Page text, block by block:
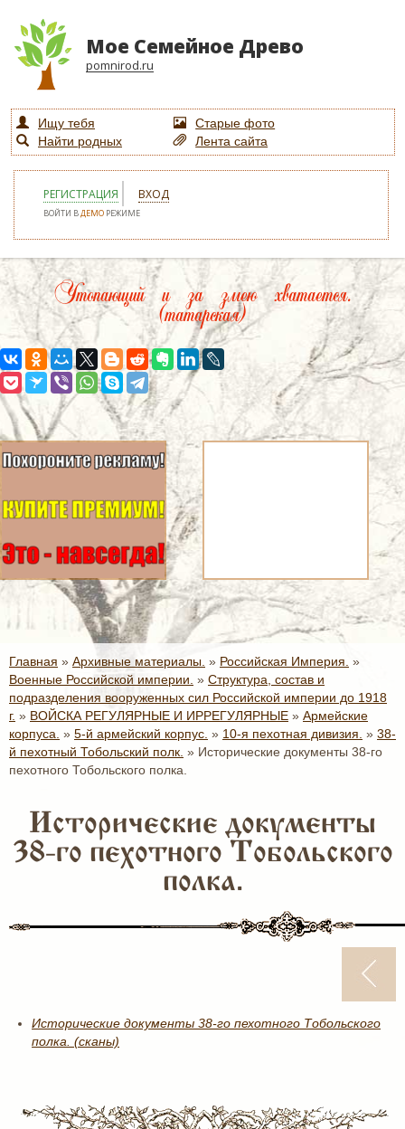
Мое Семейное Древо
pomnirod.ru
Ищу тебя
Старые фото
Найти родных
Лента сайта
РЕГИСТРАЦИЯ ВХОД
ВОЙТИ ВДЕМО РЕЖИМЕ
Утопающий и за змею хватается.
(татарская)
Главная » Архивные материалы. » Российская Империя. »
Военные Российской империи. » Структура, состав и
подразделения вооруженных сил Российской империи до 1918
г. » ВОЙСКА РЕГУЛЯРНЫЕ И ИРРЕГУЛЯРНЫЕ » Армейские
корпуса. » 5-й армейский корпус. » 10-я пехотная дивизия. » 38-
й пехотный Тобольский полк. » Исторические документы 38-го
пехотного Тобольского полка.
Исторические документы
38-го пехотного Тобольского
полка.
Исторические документы 38-го пехотного Тобольского
полка. (сканы)